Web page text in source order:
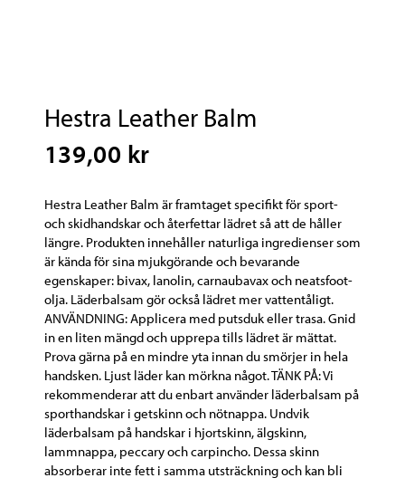
Hestra Leather Balm
139,00 kr
Hestra Leather Balm är framtaget specifikt för sport-
och skidhandskar och återfettar lädret så att de håller
längre. Produkten innehåller naturliga ingredienser som
är kända för sina mjukgörande och bevarande
egenskaper: bivax, lanolin, carnaubavax och neatsfoot-
olja. Läderbalsam gör också lädret mer vattentåligt.
ANVÄNDNING: Applicera med putsduk eller trasa. Gnid
in en liten mängd och upprepa tills lädret är mättat.
Prova gärna på en mindre yta innan du smörjer in hela
handsken. Ljust läder kan mörkna något. TÄNK PÅ: Vi
rekommenderar att du enbart använder läderbalsam på
sporthandskar i getskinn och nötnappa. Undvik
läderbalsam på handskar i hjortskinn, älgskinn,
lammnappa, peccary och carpincho. Dessa skinn
absorberar inte fett i samma utsträckning och kan bli